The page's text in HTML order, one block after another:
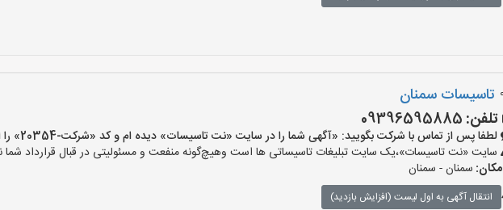
تاسیسات سمنان
تلفن: 09396595885
لطفا پس از تماس با شرکت بگویید: «آگهی شما را در سایت «نت تاسیسات» دیده ام و کد «شرکت-20354» را اعلام کنید»
سایت «نت تاسیسات»،یک سایت تبلیغات تاسیساتی ها است وهیچ‌گونه منفعت و مسئولیتی در قبال قرارداد شما
مکان: سمنان - سمنان
انتقال آگهی به اول لیست (افزایش بازدید)